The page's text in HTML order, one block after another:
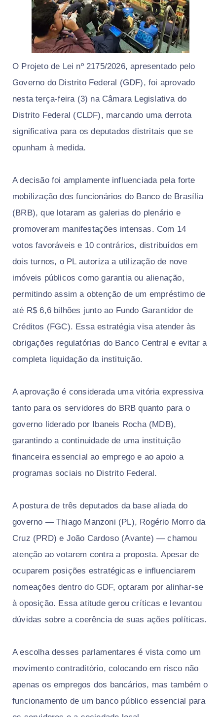
O Projeto de Lei nº 2175/2026, apresentado pelo
Governo do Distrito Federal (GDF), foi aprovado
nesta terça-feira (3) na Câmara Legislativa do
Distrito Federal (CLDF), marcando uma derrota
significativa para os deputados distritais que se
opunham à medida.
A decisão foi amplamente influenciada pela forte
mobilização dos funcionários do Banco de Brasília
(BRB), que lotaram as galerias do plenário e
promoveram manifestações intensas. Com 14
votos favoráveis e 10 contrários, distribuídos em
dois turnos, o PL autoriza a utilização de nove
imóveis públicos como garantia ou alienação,
permitindo assim a obtenção de um empréstimo de
até R$ 6,6 bilhões junto ao Fundo Garantidor de
Créditos (FGC). Essa estratégia visa atender às
obrigações regulatórias do Banco Central e evitar a
completa liquidação da instituição.
A aprovação é considerada uma vitória expressiva
tanto para os servidores do BRB quanto para o
governo liderado por Ibaneis Rocha (MDB),
garantindo a continuidade de uma instituição
financeira essencial ao emprego e ao apoio a
programas sociais no Distrito Federal.
A postura de três deputados da base aliada do
governo — Thiago Manzoni (PL), Rogério Morro da
Cruz (PRD) e João Cardoso (Avante) — chamou
atenção ao votarem contra a proposta. Apesar de
ocuparem posições estratégicas e influenciarem
nomeações dentro do GDF, optaram por alinhar-se
à oposição. Essa atitude gerou críticas e levantou
dúvidas sobre a coerência de suas ações políticas.
A escolha desses parlamentares é vista como um
movimento contraditório, colocando em risco não
apenas os empregos dos bancários, mas também o
funcionamento de um banco público essencial para